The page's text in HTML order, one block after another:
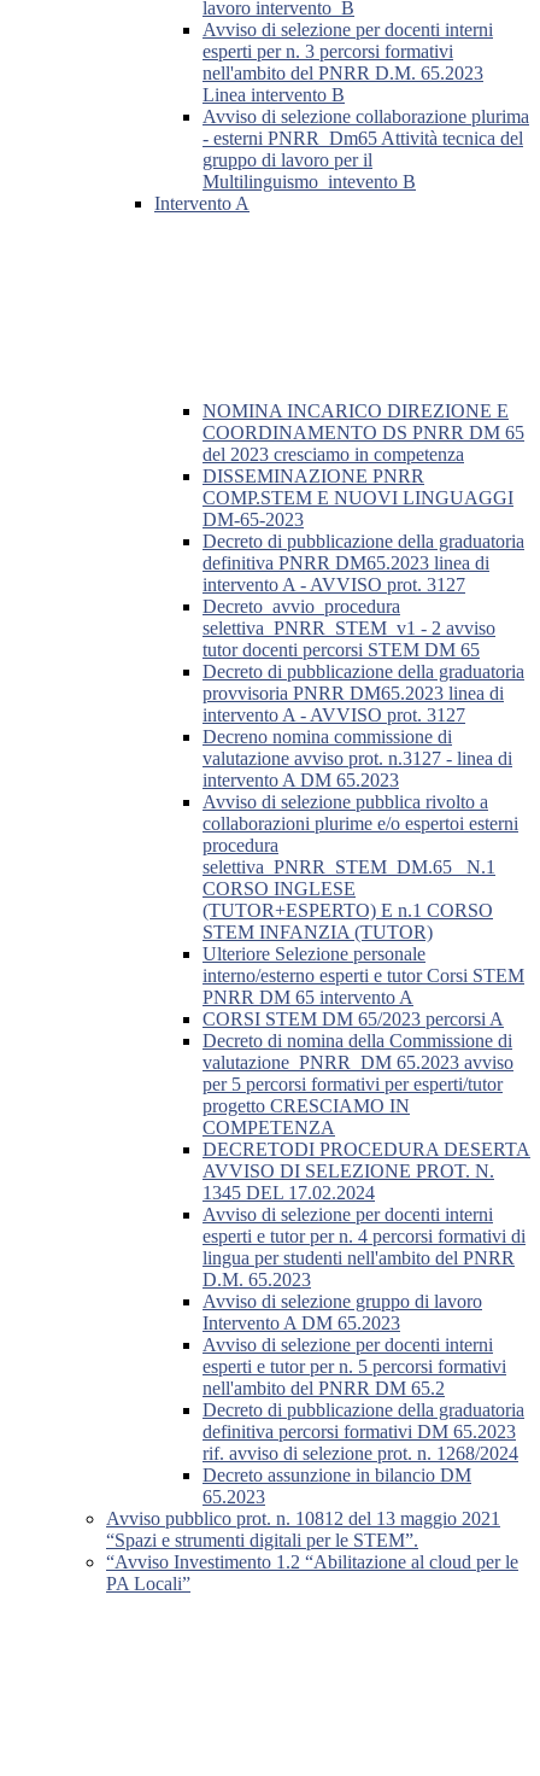
lavoro intervento_B
Avviso di selezione per docenti interni
esperti per n. 3 percorsi formativi
nell'ambito del PNRR D.M. 65.2023
Linea intervento B
Avviso di selezione collaborazione plurima
- esterni PNRR_Dm65 Attività tecnica del
gruppo di lavoro per il
Multilinguismo_intevento B
Intervento A
NOMINA INCARICO DIREZIONE E
COORDINAMENTO DS PNRR DM 65
del 2023 cresciamo in competenza
DISSEMINAZIONE PNRR
COMP.STEM E NUOVI LINGUAGGI
DM-65-2023
Decreto di pubblicazione della graduatoria
definitiva PNRR DM65.2023 linea di
intervento A - AVVISO prot. 3127
Decreto_avvio_procedura
selettiva_PNRR_STEM_v1 - 2 avviso
tutor docenti percorsi STEM DM 65
Decreto di pubblicazione della graduatoria
provvisoria PNRR DM65.2023 linea di
intervento A - AVVISO prot. 3127
Decreno nomina commissione di
valutazione avviso prot. n.3127 - linea di
intervento A DM 65.2023
Avviso di selezione pubblica rivolto a
collaborazioni plurime e/o espertoi esterni
procedura
selettiva_PNRR_STEM_DM.65_ N.1
CORSO INGLESE
(TUTOR+ESPERTO) E n.1 CORSO
STEM INFANZIA (TUTOR)
Ulteriore Selezione personale
interno/esterno esperti e tutor Corsi STEM
PNRR DM 65 intervento A
CORSI STEM DM 65/2023 percorsi A
Decreto di nomina della Commissione di
valutazione_PNRR_DM 65.2023 avviso
per 5 percorsi formativi per esperti/tutor
progetto CRESCIAMO IN
COMPETENZA
DECRETODI PROCEDURA DESERTA
AVVISO DI SELEZIONE PROT. N.
1345 DEL 17.02.2024
Avviso di selezione per docenti interni
esperti e tutor per n. 4 percorsi formativi di
lingua per studenti nell'ambito del PNRR
D.M. 65.2023
Avviso di selezione gruppo di lavoro
Intervento A DM 65.2023
Avviso di selezione per docenti interni
esperti e tutor per n. 5 percorsi formativi
nell'ambito del PNRR DM 65.2
Decreto di pubblicazione della graduatoria
definitiva percorsi formativi DM 65.2023
rif. avviso di selezione prot. n. 1268/2024
Decreto assunzione in bilancio DM
65.2023
Avviso pubblico prot. n. 10812 del 13 maggio 2021
“Spazi e strumenti digitali per le STEM”.
“Avviso Investimento 1.2 “Abilitazione al cloud per le
PA Locali”